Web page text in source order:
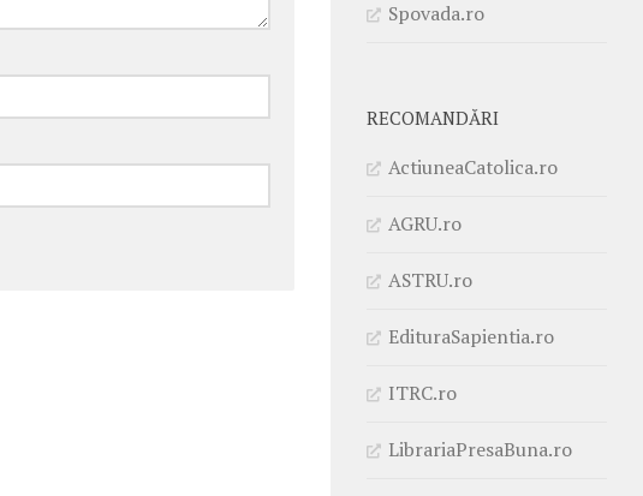
Spovada.ro
RECOMANDĂRI
ActiuneaCatolica.ro
AGRU.ro
ASTRU.ro
EdituraSapientia.ro
ITRC.ro
LibrariaPresaBuna.ro